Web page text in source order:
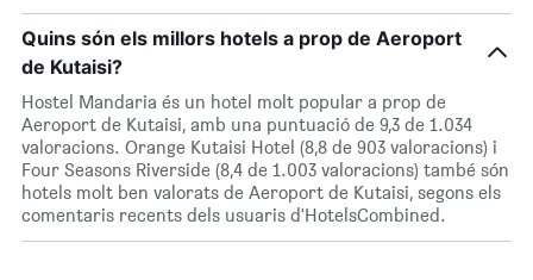
Quins són els millors hotels a prop de Aeroport
de Kutaisi?
Hostel Mandaria és un hotel molt popular a prop de
Aeroport de Kutaisi, amb una puntuació de 9,3 de 1.034
valoracions. Orange Kutaisi Hotel (8,8 de 903 valoracions) i
Four Seasons Riverside (8,4 de 1.003 valoracions) també són
hotels molt ben valorats de Aeroport de Kutaisi, segons els
comentaris recents dels usuaris d'HotelsCombined.